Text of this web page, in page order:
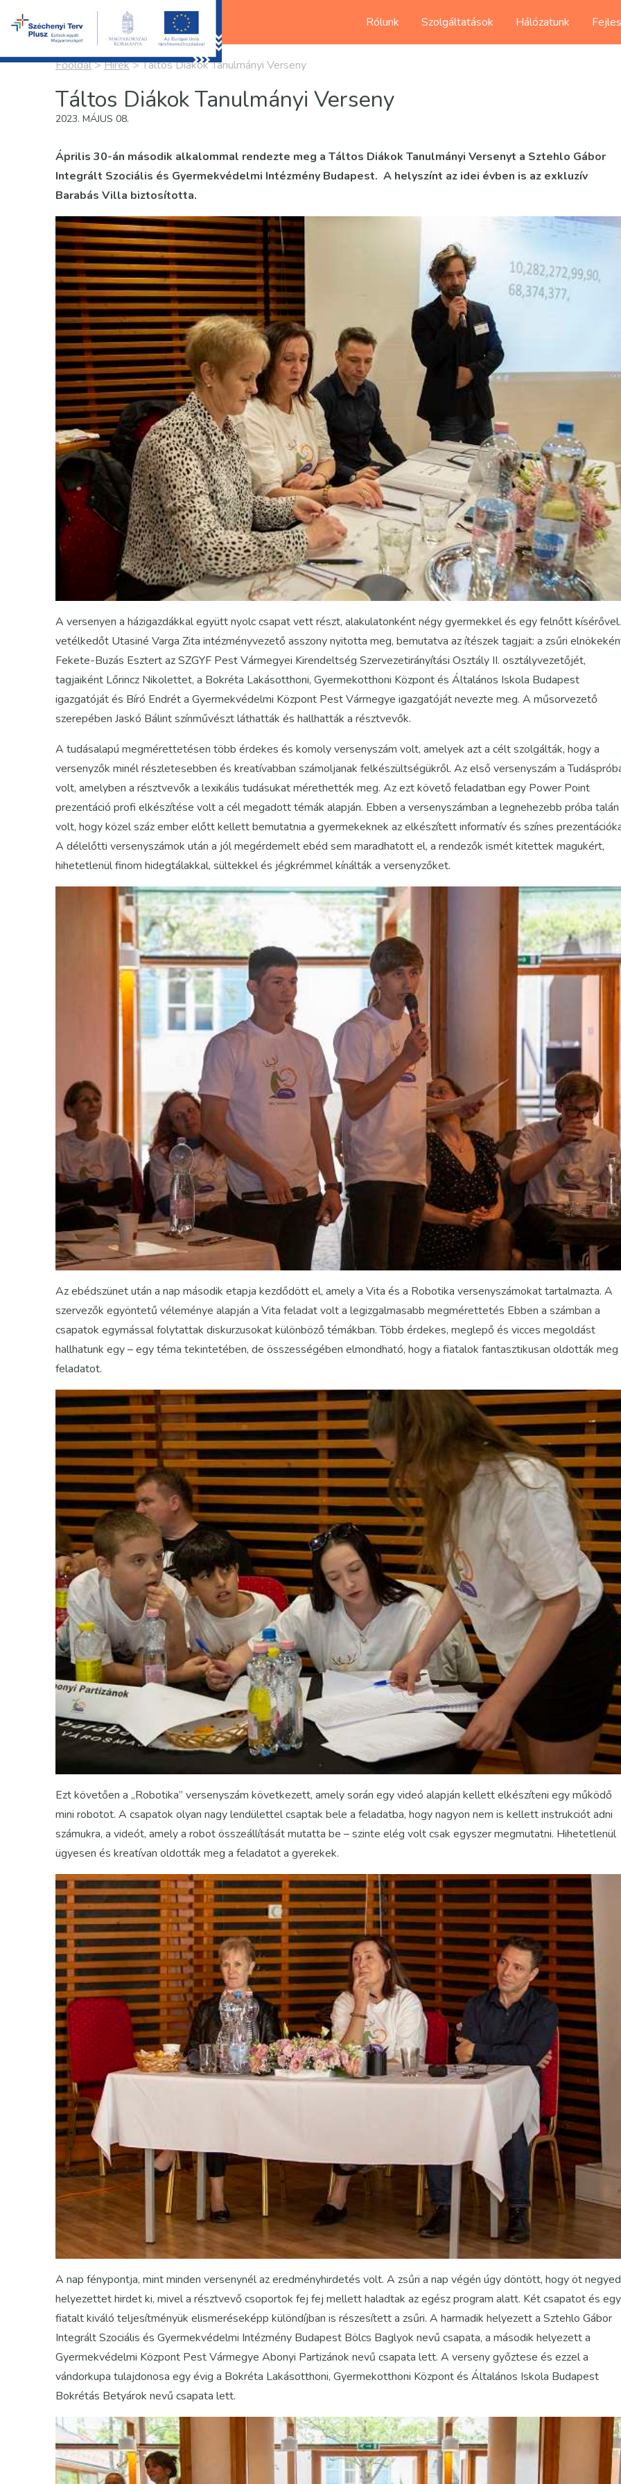
Rólunk Szolgáltatások Hálózatunk
Főoldal>Hírek>Táltos Diákok Tanulmányi Verseny
Táltos Diákok Tanulmányi Verseny
2023. MÁJUS 08.
Április 30-án második alkalommal rendezte meg a Táltos Diákok Tanulmányi Versenyt a Sztehlo Gábor
Integrált Szociális és Gyermekvédelmi Intézmény Budapest. A helyszínt az idei évben is az exkluzív
Barabás Villa biztosította.
A versenyen a házigazdákkal együtt nyolc csapat vett részt, alakulatonként négy gyermekkel és egy felnőtt
vetélkedőt Utasiné Varga Zita intézményvezető asszony nyitotta meg, bemutatva az ítészek tagjait: a zsűri
Fekete-Buzás Esztert az SZGYF Pest Vármegyei Kirendeltség Szervezetirányítási Osztály II. osztályvezetőjét,
tagjaiként Lőrincz Nikolettet, a Bokréta Lakásotthoni, Gyermekotthoni Központ és Általános Iskola Budapest
igazgatóját és Bíró Endrét a Gyermekvédelmi Központ Pest Vármegye igazgatóját nevezte meg. A műsorvezető
szerepében Jaskó Bálint színművészt láthatták és hallhatták a résztvevők.
A tudásalapú megmérettetésen több érdekes és komoly versenyszám volt, amelyek azt a célt szolgálták, hogy a
versenyzők minél részletesebben és kreatívabban számoljanak felkészültségükről. Az első versenyszám a
volt, amelyben a résztvevők a lexikális tudásukat mérethették meg. Az ezt követő feladatban egy Power Point
prezentáció profi elkészítése volt a cél megadott témák alapján. Ebben a versenyszámban a legnehezebb próba talán
volt, hogy közel száz ember előtt kellett bemutatnia a gyermekeknek az elkészített informatív és színes
A délelőtti versenyszámok után a jól megérdemelt ebéd sem maradhatott el, a rendezők ismét kitettek magukért,
hihetetlenül finom hidegtálakkal, sültekkel és jégkrémmel kínálták a versenyzőket.
Az ebédszünet után a nap második etapja kezdődött el, amely a Vita és a Robotika versenyszámokat tartalmazta. A
szervezők egyöntetű véleménye alapján a Vita feladat volt a legizgalmasabb megmérettetés Ebben a számban a
csapatok egymással folytattak diskurzusokat különböző témákban. Több érdekes, meglepő és vicces megoldást
hallhatunk egy – egy téma tekintetében, de összességében elmondható, hogy a fiatalok fantasztikusan oldották meg
feladatot.
Ezt követően a „Robotika” versenyszám következett, amely során egy videó alapján kellett elkészíteni egy működő
mini robotot. A csapatok olyan nagy lendülettel csaptak bele a feladatba, hogy nagyon nem is kellett instrukciót adni
számukra, a videót, amely a robot összeállítását mutatta be – szinte elég volt csak egyszer megmutatni. Hihetetlenül
ügyesen és kreatívan oldották meg a feladatot a gyerekek.
A nap fénypontja, mint minden versenynél az eredményhirdetés volt. A zsűri a nap végén úgy döntött, hogy öt
helyezettet hirdet ki, mivel a résztvevő csoportok fej fej mellett haladtak az egész program alatt. Két csapatot és egy
fiatalt kiváló teljesítményük elismeréseképp különdíjban is részesített a zsűri. A harmadik helyezett a Sztehlo Gábor
Integrált Szociális és Gyermekvédelmi Intézmény Budapest Bölcs Baglyok nevű csapata, a második helyezett a
Gyermekvédelmi Központ Pest Vármegye Abonyi Partizánok nevű csapata lett. A verseny győztese és ezzel a
vándorkupa tulajdonosa egy évig a Bokréta Lakásotthoni, Gyermekotthoni Központ és Általános Iskola Budapest
Bokrétás Betyárok nevű csapata lett.